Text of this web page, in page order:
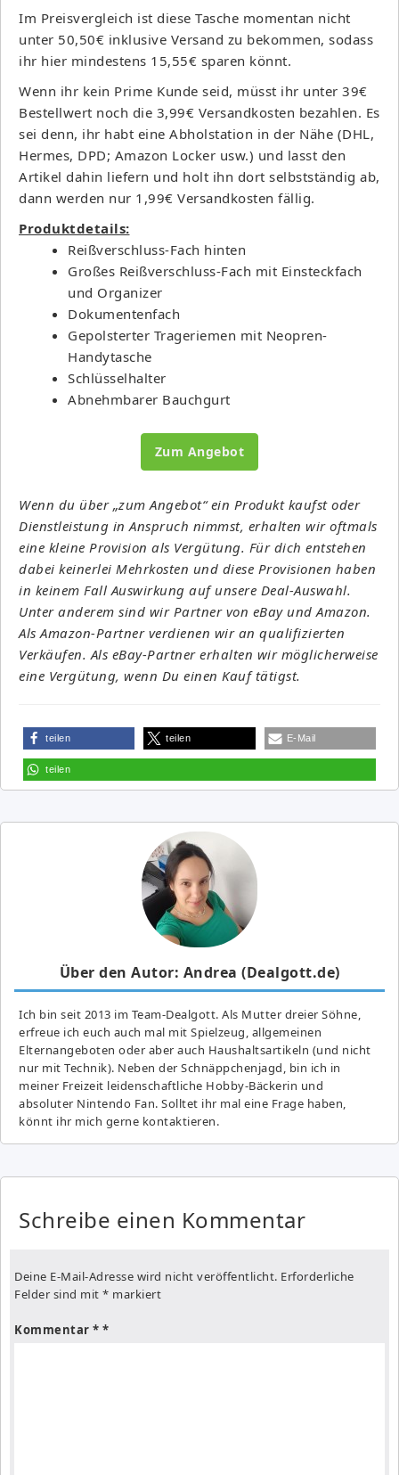
Im Preisvergleich ist diese Tasche momentan nicht
unter 50,50€ inklusive Versand zu bekommen, sodass
ihr hier mindestens 15,55€ sparen könnt.
Wenn ihr kein Prime Kunde seid, müsst ihr unter 39€
Bestellwert noch die 3,99€ Versandkosten bezahlen. Es
sei denn, ihr habt eine Abholstation in der Nähe (DHL,
Hermes, DPD; Amazon Locker usw.) und lasst den
Artikel dahin liefern und holt ihn dort selbstständig ab,
dann werden nur 1,99€ Versandkosten fällig.
Produktdetails:
Reißverschluss-Fach hinten
Großes Reißverschluss-Fach mit Einsteckfach
und Organizer
Dokumentenfach
Gepolsterter Trageriemen mit Neopren-
Handytasche
Schlüsselhalter
Abnehmbarer Bauchgurt
Zum Angebot
Wenn du über „zum Angebot“ ein Produkt kaufst oder
Dienstleistung in Anspruch nimmst, erhalten wir oftmals
eine kleine Provision als Vergütung. Für dich entstehen
dabei keinerlei Mehrkosten und diese Provisionen haben
in keinem Fall Auswirkung auf unsere Deal-Auswahl.
Unter anderem sind wir Partner von eBay und Amazon.
Als Amazon-Partner verdienen wir an qualifizierten
Verkäufen. Als eBay-Partner erhalten wir möglicherweise
eine Vergütung, wenn Du einen Kauf tätigst.
teilen teilen E-Mail
teilen
Über den Autor: Andrea (Dealgott.de)
Ich bin seit 2013 im Team-Dealgott. Als Mutter dreier Söhne,
erfreue ich euch auch mal mit Spielzeug, allgemeinen
Elternangeboten oder aber auch Haushaltsartikeln (und nicht
nur mit Technik). Neben der Schnäppchenjagd, bin ich in
meiner Freizeit leidenschaftliche Hobby-Bäckerin und
absoluter Nintendo Fan. Solltet ihr mal eine Frage haben,
könnt ihr mich gerne kontaktieren.
Schreibe einen Kommentar
Deine E-Mail-Adresse wird nicht veröffentlicht. Erforderliche
Felder sind mit * markiert
Kommentar *